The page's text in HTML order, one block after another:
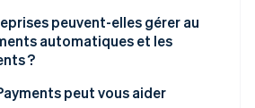
peuvent-elles gérer au
automatiques et les
?
peut vous aider